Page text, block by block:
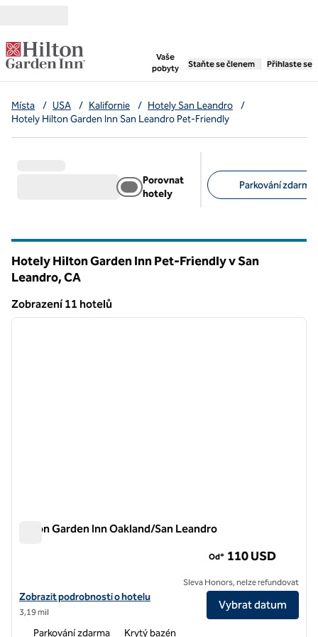
Vaše
pobyty
,otevře se nová záložka
Staňte se členem Přihlaste se
Místa / USA / Kalifornie / Hotely San Leandro
/
Hotely Hilton Garden Inn San Leandro Pet-Friendly
Porovnat
hotely
Parkování zdarma
Hotely Hilton Garden Inn Pet-Friendly v San
Leandro,CA
Zobrazení 11 hotelů
Zobrazení 11 hotelů
1 z 12
další
Hilton Garden Inn Oakland/San Leandro
Zobrazit podrobnosti o hotelu Hilton Garden Inn Oakland/San
Zobrazit podrobnosti o hotelu
3,19 mil
Od* 110 USD
Sleva Honors, nelze refundovat
Vybrat datum
Parkování zdarma Krytý bazén